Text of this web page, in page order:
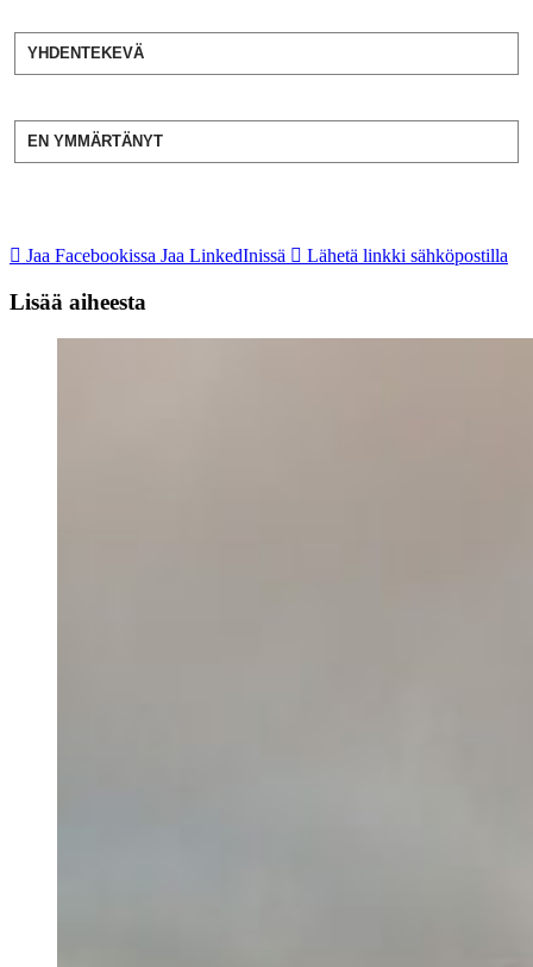
YHDENTEKEVÄ
EN YMMÄRTÄNYT
Jaa Facebookissa Jaa LinkedInissä Lähetä linkki sähköpostilla
Lisää aiheesta